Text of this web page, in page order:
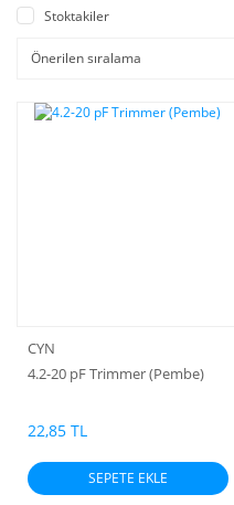
Stoktakiler
CYN
4.2-20 pF Trimmer (Pembe)
22,85 TL
SEPETE EKLE